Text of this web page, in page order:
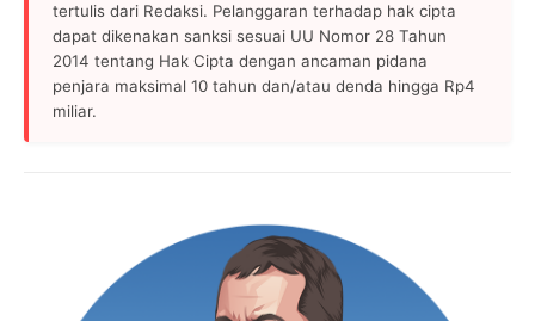
tertulis dari Redaksi. Pelanggaran terhadap hak cipta
dapat dikenakan sanksi sesuai UU Nomor 28 Tahun
2014 tentang Hak Cipta dengan ancaman pidana
penjara maksimal 10 tahun dan/atau denda hingga Rp4
miliar.